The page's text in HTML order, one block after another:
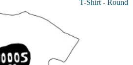
T-Shirt - Round